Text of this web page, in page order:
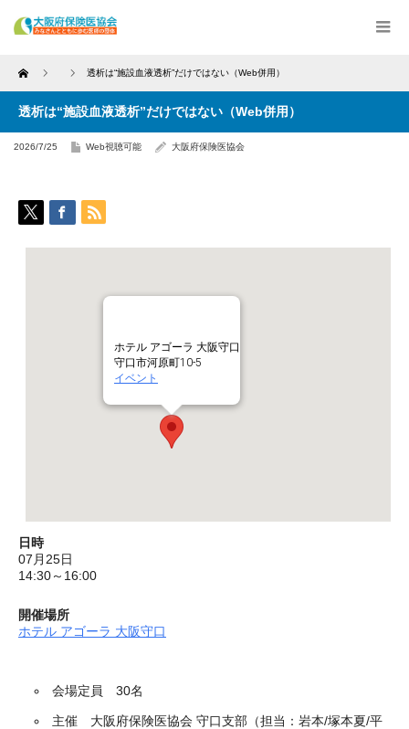
Home 透析は“施設血液透析”だけではない（Web併用）
透析は“施設血液透析”だけではない（Web併用）
2026/7/25 Web視聴可能 大阪府保険医協会
ホテル アゴーラ 大阪守口
守口市河原町10-5
イベント
日時
07月25日
14:30～16:00
開催場所
ホテル アゴーラ 大阪守口
会場定員 30名
主催 大阪府保険医協会 守口支部（担当：岩本/塚本夏/平